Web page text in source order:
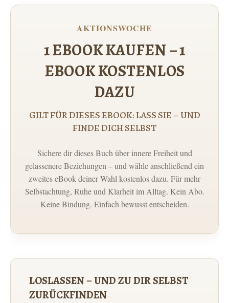
AKTIONSWOCHE
1 EBOOK KAUFEN – 1
EBOOK KOSTENLOS
DAZU
GILT FÜR DIESES EBOOK: LASS SIE – UND
FINDE DICH SELBST
Sichere dir dieses Buch über innere Freiheit und
gelassenere Beziehungen – und wähle anschließend ein
zweites eBook deiner Wahl kostenlos dazu. Für mehr
Selbstachtung, Ruhe und Klarheit im Alltag. Kein Abo.
Keine Bindung. Einfach bewusst entscheiden.
LOSLASSEN – UND ZU DIR SELBST
ZURÜCKFINDEN